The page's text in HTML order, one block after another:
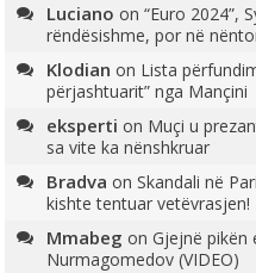
Luciano on“Euro 2024”,
rëndësishme, por në
Klodian on Lista
përjashtuarit” nga Mançini
eksperti on Muçi u
sa vite ka nënshkruar
Bradva onSkandali në
kishte tentuar vetëvrasjen!
Mmabeg onGjejnë pikën
Nurmagomedov (VIDEO)